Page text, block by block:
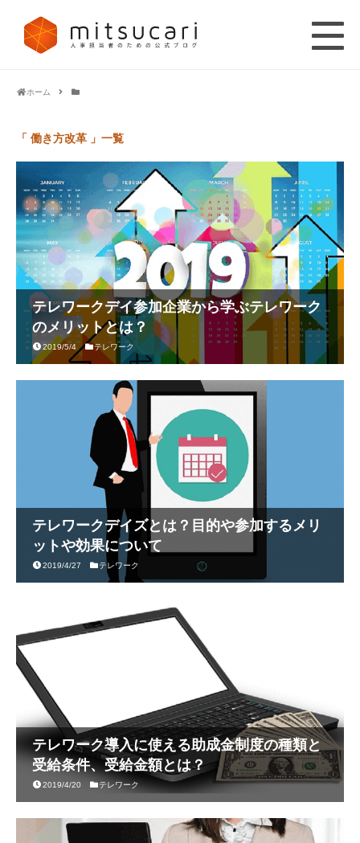
ホーム
「 働き方改革 」一覧
テレワークデイ参加企業から学ぶテレワーク
のメリットとは？
2019/5/4 テレワーク
テレワークデイズとは？目的や参加するメリ
ットや効果について
2019/4/27 テレワーク
テレワーク導入に使える助成金制度の種類と
受給条件、受給金額とは？
2019/4/20 テレワーク